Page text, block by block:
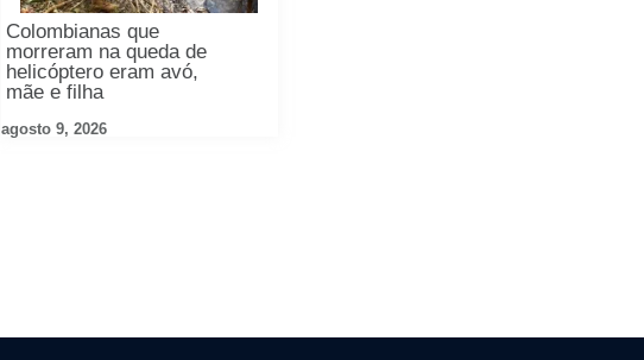
Colombianas que
morreram na queda de
helicóptero eram avó,
mãe e filha
agosto 9, 2026